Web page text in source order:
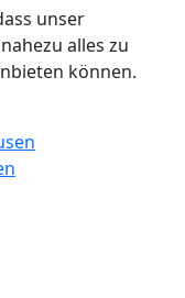
unser
alles zu
können.